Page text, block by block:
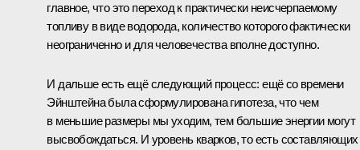
главное, что это переход к практически неисчерпаемому
топливу в виде водорода, количество которого фактически
неограниченно и для человечества вполне доступно.
И дальше есть ещё следующий процесс: ещё со времени
Эйнштейна была сформулирована гипотеза, что чем
в меньшие размеры мы уходим, тем большие энергии могут
высвобождаться. И уровень кварков, то есть составляющих